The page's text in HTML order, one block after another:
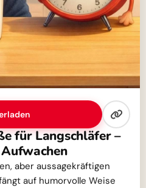
für Langschläfer –
aber aussagekräftigen
auf humorvolle Weise